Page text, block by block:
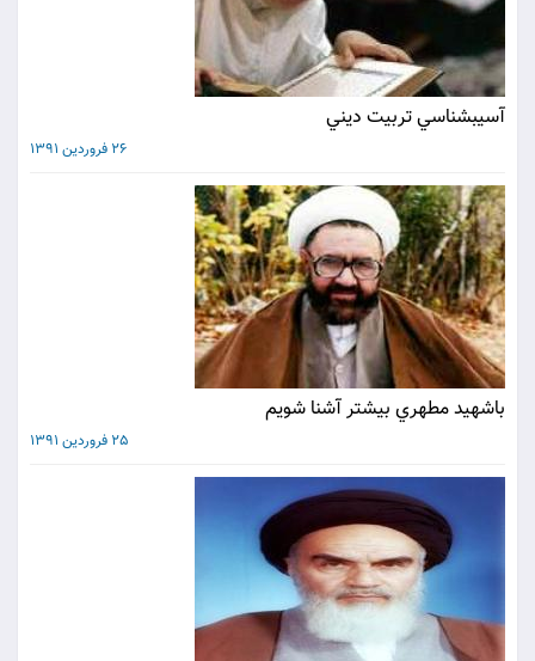
آسيب‏شناسي تربيت ديني
26 فروردین 1391
باشهيد مطهري بيشتر آشنا شويم
25 فروردین 1391